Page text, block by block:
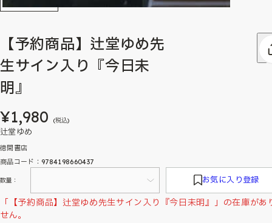
【予約商品】辻堂ゆめ先
生サイン入り『今日未
明』
¥1,980 (税込)
辻堂ゆめ
徳間書店
商品コード：9784198660437
数量： お気に入り登録
「【予約商品】辻堂ゆめ先生サイン入り『今日未明』」の在庫があ
せん。